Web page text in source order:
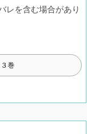
レを含む場合があり
巻